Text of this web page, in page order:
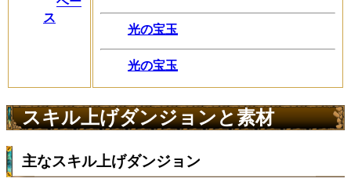
ス
光の宝玉
光の宝玉
スキル上げダンジョンと素材
主なスキル上げダンジョン